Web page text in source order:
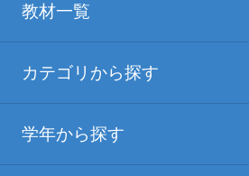
教材一覧
カテゴリから探す
学年から探す